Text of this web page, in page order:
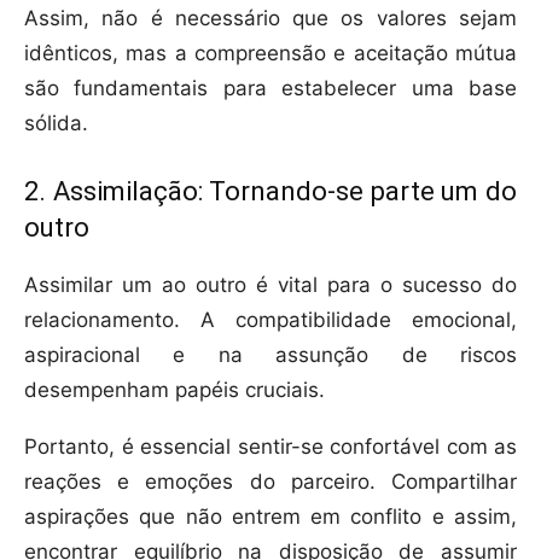
Assim, não é necessário que os valores sejam
idênticos, mas a compreensão e aceitação mútua
são fundamentais para estabelecer uma base
sólida.
2. Assimilação: Tornando-se parte um do
outro
Assimilar um ao outro é vital para o sucesso do
relacionamento. A compatibilidade emocional,
aspiracional e na assunção de riscos
desempenham papéis cruciais.
Portanto, é essencial sentir-se confortável com as
reações e emoções do parceiro. Compartilhar
aspirações que não entrem em conflito e assim,
encontrar equilíbrio na disposição de assumir